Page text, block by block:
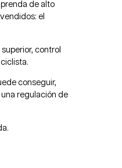
de alto
el
control
conseguir,
regulación de